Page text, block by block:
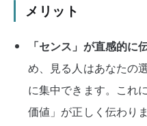
メリット
「センス」が直感的に
め、見る人はあなたの
に集中できます。これ
価値」が正しく伝わりま